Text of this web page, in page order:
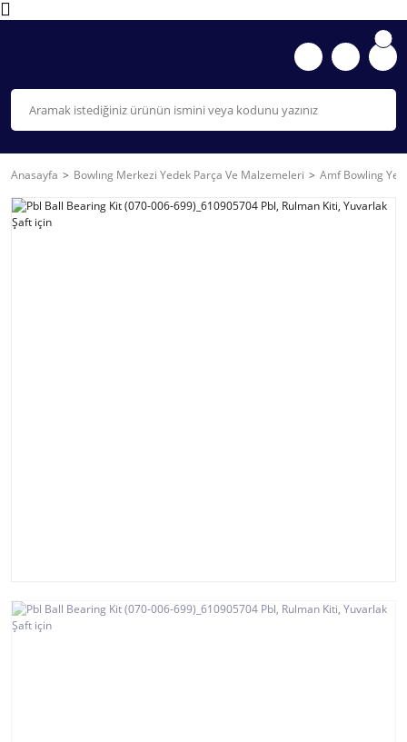
Anasayfa Bowlıng Merkezi Yedek Parça Ve Malzemeleri Amf Bowling